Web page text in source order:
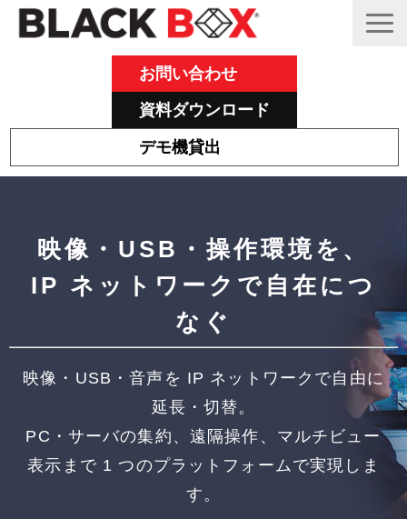
お問い合わせ
資料ダウンロード
デモ機貸出
Black Box 製品紹介と活用事例
サポート
ブログ
映像・USB・操作環境を、
IP ネットワークで自在につ
なぐ
映像・USB・音声を IP ネットワークで自由に
延長・切替。
PC・サーバの集約、遠隔操作、マルチビュー
表示まで 1 つのプラットフォームで実現しま
す。